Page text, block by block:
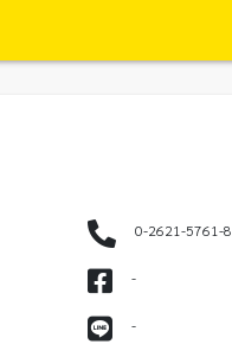
0-2621-5761-8
-
-